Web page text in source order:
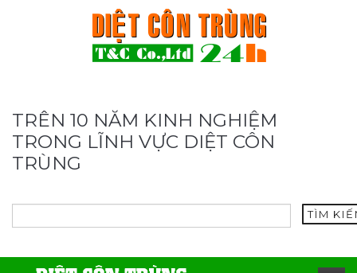
TRÊN 10 NĂM KINH NGHIỆM
TRONG LĨNH VỰC DIỆT CÔN
TRÙNG
TÌM